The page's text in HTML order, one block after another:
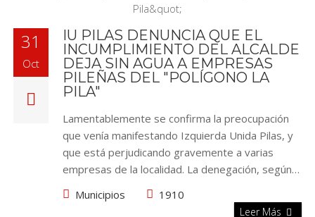
31
Oct
IU PILAS DENUNCIA QUE EL
INCUMPLIMIENTO DEL ALCALDE
DEJA SIN AGUA A EMPRESAS
PILEÑAS DEL "POLÍGONO LA
PILA"
Lamentablemente se confirma la preocupación
que venía manifestando Izquierda Unida Pilas, y
que está perjudicando gravemente a varias
empresas de la localidad. La denegación, según…
Municipios
1910
Leer Más